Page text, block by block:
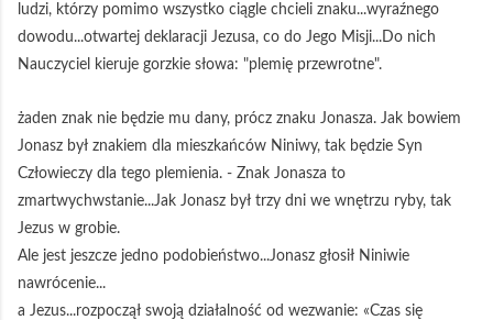
ludzi, którzy pomimo wszystko ciągle chcieli znaku...wyraźnego
dowodu...otwartej deklaracji Jezusa, co do Jego Misji...Do nich
Nauczyciel kieruje gorzkie słowa: "plemię przewrotne".
żaden znak nie będzie mu dany, prócz znaku Jonasza. Jak bowiem
Jonasz był znakiem dla mieszkańców Niniwy, tak będzie Syn
Człowieczy dla tego plemienia. - Znak Jonasza to
zmartwychwstanie...Jak Jonasz był trzy dni we wnętrzu ryby, tak
Jezus w grobie.
Ale jest jeszcze jedno podobieństwo...Jonasz głosił Niniwie
nawrócenie...
a Jezus...rozpoczął swoją działalność od wezwanie: «Czas się